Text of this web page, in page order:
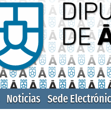
Noticias Sede